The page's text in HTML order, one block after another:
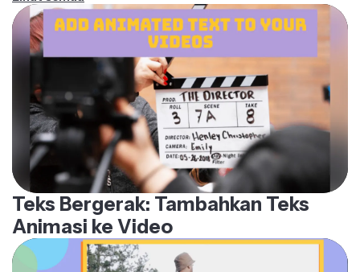
Teks Bergerak: Tambahkan Teks
Animasi ke Video